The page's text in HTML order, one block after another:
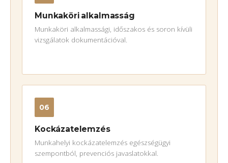
Munkaköri alkalmasság
Munkaköri alkalmassági, időszakos és soron kívüli
vizsgálatok dokumentációval.
06
Kockázatelemzés
Munkahelyi kockázatelemzés egészségügyi
szempontból, prevenciós javaslatokkal.